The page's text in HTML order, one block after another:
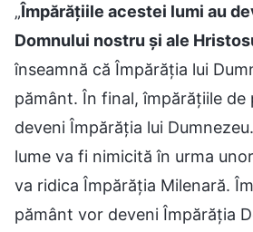
„Împărățiile acestei lumi au
Domnului nostru și ale
înseamnă că Împărăţia lui
pământ. În final, împărăţiile de
deveni Împărăţia lui
lume va fi nimicită în urma
va ridica Împărăţia Milenară.
pământ vor deveni Împărăţia